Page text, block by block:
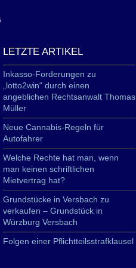
LETZTE ARTIKEL
Inkasso-Forderungen zu
„lotto2win“ durch einen
angeblichen Rechtsanwalt Thomas
Müller
Neue Cannabis-Regeln für
Autofahrer
Welche Rechte hat man, wenn
man keinen schriftlichen
Mietvertrag hat?
Grundstücke in Versbach zu
verkaufen – Grundstück in
Würzburg Versbach
Folgen einer Pflichtteilsstrafklausel